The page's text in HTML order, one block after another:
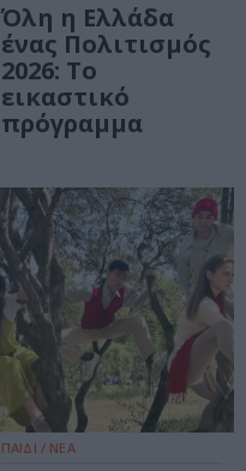
Όλη η Ελλάδα
ένας Πολιτισμός
2026: Το
εικαστικό
πρόγραμμα
ΠΑΙΔΙ / ΝΕΑ